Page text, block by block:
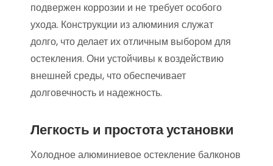
подвержен коррозии и не требует особого
ухода. Конструкции из алюминия служат
долго, что делает их отличным выбором для
остекления. Они устойчивы к воздействию
внешней среды, что обеспечивает
долговечность и надежность.
Легкость и простота установки
Холодное алюминиевое остекление балконов